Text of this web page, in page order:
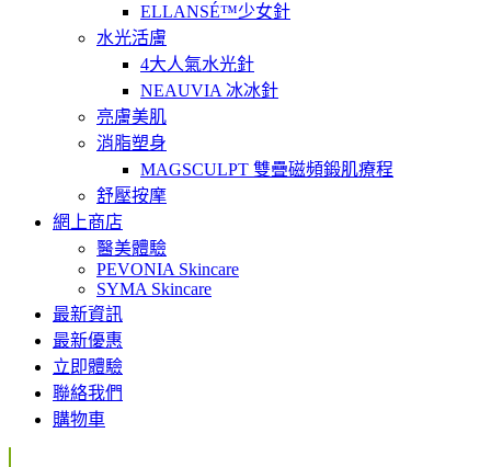
ELLANSÉ™少女針
水光活膚
4大人氣水光針
NEAUVIA 冰冰針
亮膚美肌
消脂塑身
MAGSCULPT 雙疊磁頻鍛肌療程
舒壓按摩
網上商店
醫美體驗
PEVONIA Skincare
SYMA Skincare
最新資訊
最新優惠
立即體驗
聯絡我們
購物車